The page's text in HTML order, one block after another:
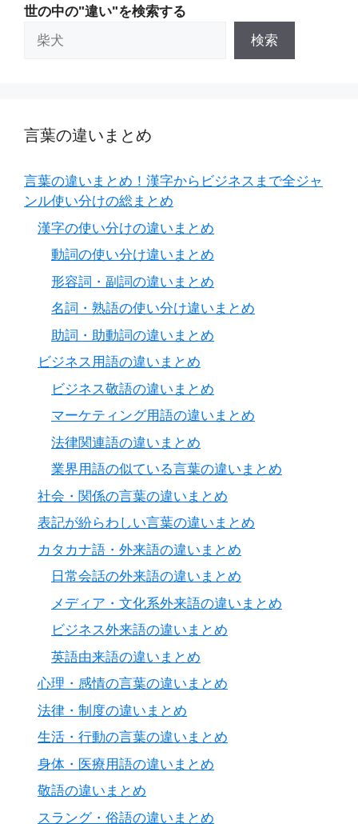
世の中の"違い"を検索する
検索
言葉の違いまとめ
言葉の違いまとめ！漢字からビジネスまで全ジャ
ンル使い分けの総まとめ
漢字の使い分けの違いまとめ
動詞の使い分け違いまとめ
形容詞・副詞の違いまとめ
名詞・熟語の使い分け違いまとめ
助詞・助動詞の違いまとめ
ビジネス用語の違いまとめ
ビジネス敬語の違いまとめ
マーケティング用語の違いまとめ
法律関連語の違いまとめ
業界用語の似ている言葉の違いまとめ
社会・関係の言葉の違いまとめ
表記が紛らわしい言葉の違いまとめ
カタカナ語・外来語の違いまとめ
日常会話の外来語の違いまとめ
メディア・文化系外来語の違いまとめ
ビジネス外来語の違いまとめ
英語由来語の違いまとめ
心理・感情の言葉の違いまとめ
法律・制度の違いまとめ
生活・行動の言葉の違いまとめ
身体・医療用語の違いまとめ
敬語の違いまとめ
スラング・俗語の違いまとめ